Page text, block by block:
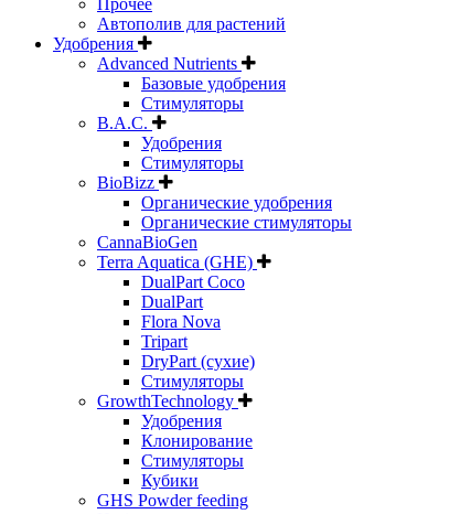
Прочее
Автополив для растений
Удобрения
Advanced Nutrients
Базовые удобрения
Стимуляторы
B.A.C.
Удобрения
Стимуляторы
BioBizz
Органические удобрения
Органические стимуляторы
CannaBioGen
Terra Aquatica (GHE)
DualPart Coco
DualPart
Flora Nova
Tripart
DryPart (сухие)
Стимуляторы
GrowthTechnology
Удобрения
Клонирование
Стимуляторы
Кубики
GHS Powder feeding